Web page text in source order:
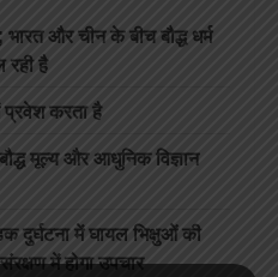
और चीन के बीच बौद्ध धर्म
है
प्रवेश करता है
मूल्य और आधुनिक विज्ञान
दुर्घटना में घायल भिक्षुओं की
में होगा उपचार